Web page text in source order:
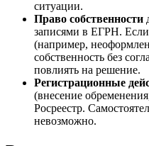
ситуации.
Право собственности
записями в ЕГРН.
(например,
собственность без
повлиять на решение.
Регистрационные
(внесение
Росреестр.
невозможно.